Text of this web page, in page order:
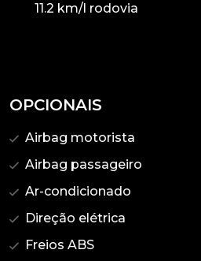
11.2 km/l rodovia
OPCIONAIS
Airbag motorista
Airbag passageiro
Ar-condicionado
Direção elétrica
Freios ABS